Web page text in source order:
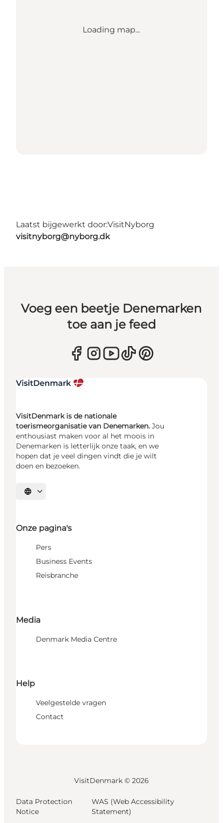
Loading map...
Laatst bijgewerkt door:VisitNyborg
visitnyborg@nyborg.dk
Voeg een beetje Denemarken
toe aan je feed
VisitDenmark is de nationale
toerismeorganisatie van Denemarken. Jou
enthousiast maken voor al het moois in
Denemarken is letterlijk onze taak, en we
hopen dat je veel dingen vindt die je wilt
doen en bezoeken.
Selecteer taal
Onze pagina's
Pers
Business Events
Reisbranche
Media
Denmark Media Centre
Help
Veelgestelde vragen
Contact
VisitDenmark © 2026
Data Protection
Notice
WAS (Web Accessibility
Statement)